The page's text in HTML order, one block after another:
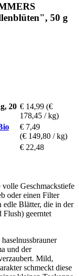
50 g
20 € 14,99 (€
178,45 / kg)
€ 7,49
(€ 149,80 / kg)
€ 22,48
Geschmackstiefe
oder einen Filter
edle Blätter, die in der
Flush) geerntet
und der
Mild,
schmeckt diese